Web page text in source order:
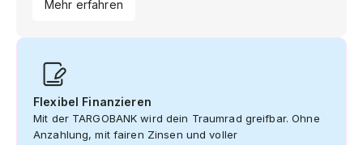
Mehr erfahren
Flexibel Finanzieren
Mit der TARGOBANK wird dein Traumrad greifbar. Ohne
Anzahlung, mit fairen Zinsen und voller